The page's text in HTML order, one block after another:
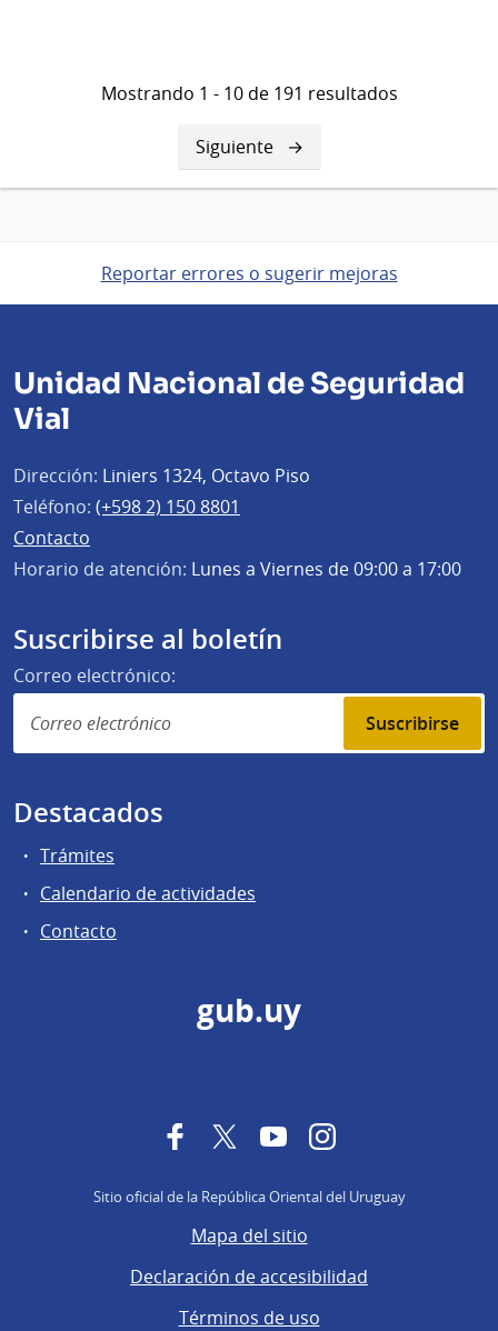
Mostrando 1 - 10 de 191 resultados
Siguiente
página
Siguiente
Reportar errores o sugerir mejoras
Unidad Nacional de Seguridad
Vial
Dirección: Liniers 1324, Octavo Piso
Teléfono: (+598 2) 150 8801
Contacto
Horario de atención: Lunes a Viernes de 09:00 a 17:00
Suscribirse al boletín
Correo electrónico:
Suscribirse
Destacados
Trámites
Calendario de actividades
Contacto
gub.uy
FacebookTwitterYouTubeInstagram
Sitio oficial de la República Oriental del Uruguay
Mapa del sitio
Declaración de accesibilidad
Términos de uso